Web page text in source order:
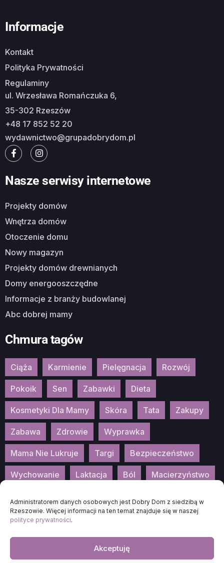
Administratorem danych osobowych jest Dobry Dom z siedzibą w
Rzeszowie. Więcej informacji na ten temat znajduje się w naszej
polityce prywatności.
Akceptuję
Informacje
Kontakt
Polityka Prywatności
Regulaminy
ul. Wrzesława Romańczuka 6,
35-302 Rzeszów
+48 17 852 52 20
wydawnictwo@grupadobrydom.pl
Nasze serwisy internetowe
Projekty domów
Wnętrza domów
Otoczenie domu
Nowy magazyn
Projekty domów drewnianych
Domy energooszczędne
Informacje z branży budowlanej
Abc dobrej mamy
Chmura tagów
Ciąża Karmienie Pielęgnacja Rozwój
Pokoik Sen Zabawki Dieta
Kosmetyki Dla Mamy Skóra Tata Zakupy
Zabawa Zdrowie Wyprawka
Mama Nie Lukruje Targi Bezpieczeństwo
Wychowanie Laktacja Ból Macierzyństwo
DOBRA-MAMA.PL